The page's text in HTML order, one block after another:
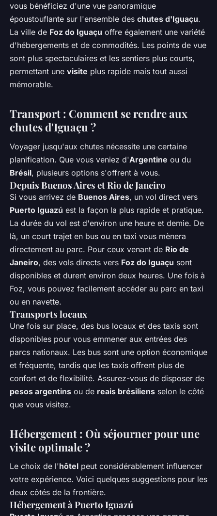
vous bénéficiez d'une vue panoramique
époustouflante sur l'ensemble des chutes d'Iguaçu.
La ville de Foz do Iguaçu offre également une variété
d'hébergements et de commodités. Les points de vue
sont plus spectaculaires et les sentiers plus courts,
permettant une visite plus rapide mais tout aussi
mémorable.
Transport : Comment se rendre aux
chutes d'Iguaçu ?
Voyager jusqu'aux chutes nécessite une certaine
planification. Que vous veniez d'Argentine ou du
Brésil, plusieurs options s'offrent à vous.
Depuis Buenos Aires et Rio de Janeiro
Si vous arrivez de Buenos Aires, un vol direct vers
Puerto Iguazú est la façon la plus rapide et pratique.
La durée du vol est d'environ une heure et demie. De
là, un court trajet en bus ou en taxi vous mènera
directement au parc. Pour ceux venant de Rio de
Janeiro, des vols directs vers Foz do Iguaçu sont
disponibles et durent environ deux heures. Une fois à
Foz, vous pouvez facilement accéder au parc en taxi
ou en navette.
Transports locaux
Une fois sur place, des bus locaux et des taxis sont
disponibles pour vous emmener aux entrées des
parcs nationaux. Les bus sont une option économique
et fréquente, tandis que les taxis offrent plus de
confort et de flexibilité. Assurez-vous de disposer de
pesos argentins ou de reais brésiliens selon le côté
que vous visitez.
Hébergement : Où séjourner pour une
visite optimale ?
Le choix de l'hôtel peut considérablement influencer
votre expérience. Voici quelques suggestions pour les
deux côtés de la frontière.
Hébergement à Puerto Iguazú